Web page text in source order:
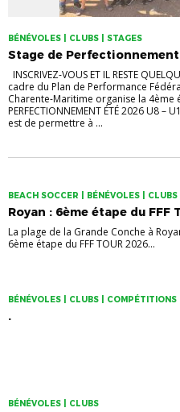
BÉNÉVOLES | CLUBS | STAGES
Stage de
INSCRIVEZ-VOUS ET IL RESTE
cadre du Plan de Performance
Charente-Maritime organise la 4ème
PERFECTIONNEMENT ÉTÉ 2026 U8
est de permettre à ...
BEACH SOCCER | BÉNÉVOLES | CLUBS
Royan : 6ème étape du FFF
La plage de la Grande Conche à
6ème étape du FFF TOUR 2026...
BÉNÉVOLES | CLUBS | COMPÉTITIONS
.
BÉNÉVOLES | CLUBS